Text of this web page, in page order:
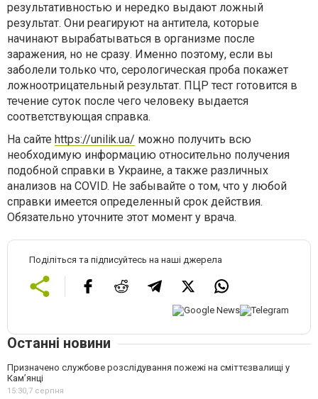
результативностью и нередко выдают ложный
результат. Они реагируют на антитела, которые
начинают вырабатываться в организме после
заражения, но не сразу. Именно поэтому, если вы
заболели только что, серологическая проба покажет
ложноотрицательный результат. ПЦР тест готовится в
течение суток после чего человеку выдается
соответствующая справка.
На сайте https://unilik.ua/ можно получить всю
необходимую информацию относительно получения
подобной справки в Украине, а также различных
анализов на COVID. Не забывайте о том, что у любой
справки имеется определенный срок действия.
Обязательно уточните этот момент у врача.
Поділіться та підписуйтесь на наші джерела
Останні новини
Призначено службове розслідування пожежі на сміттєзвалищі у
Кам’янці
15:30,7 серпня